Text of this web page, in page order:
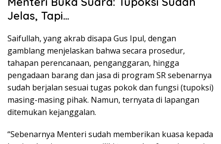
Jelas, Tapi…
Saifullah, yang akrab disapa Gus Ipul, dengan
gamblang menjelaskan bahwa secara prosedur,
tahapan perencanaan, penganggaran, hingga
pengadaan barang dan jasa di program SR sebenarnya
sudah berjalan sesuai tugas pokok dan fungsi (tupoksi)
masing-masing pihak. Namun, ternyata di lapangan
ditemukan kejanggalan.
“Sebenarnya Menteri sudah memberikan kuasa kepada